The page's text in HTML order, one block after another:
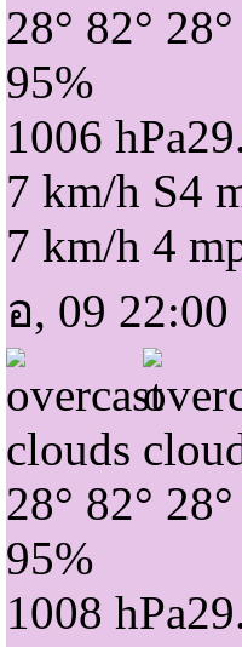
28° 82° 28°
95%
1006 hPa
7 km/h S4
7 km/h 4
อ, 09 22:00
28° 82° 28°
95%
1008 hPa